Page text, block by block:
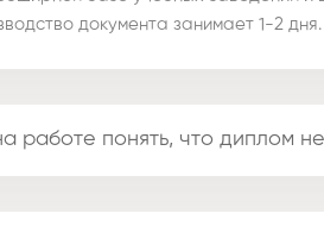
документа занимает 1-2 дня.
работе понять, что диплом